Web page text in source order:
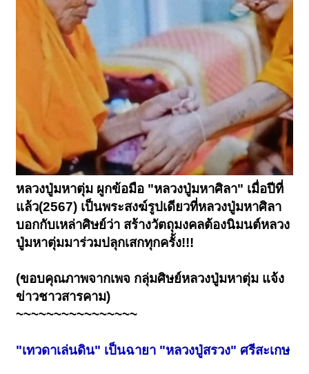
หลวงปู่มหาตุ่ม ผูกข้อมือ "หลวงปู่มหาศิลา" เมื่อปีที่
แล้ว(2567) เป็นพระสงฆ์รูปเดียวที่หลวงปู่มหาศิลา
บอกกับเหล่าศิษย์ว่า สร้างวัตถุมงคลต้องนิมนต์หลวง
ปู่มหาตุ่มมาร่วมปลุกเสกทุกครั้ง!!!
(ขอบคุณภาพจากเพจ กลุ่มศิษย์หลวงปู่มหาตุ่ม แจ้ง
ข่าวชาวสารคาม)
~~~~~~~~~~~~~~~~
"เทวดาเล่นดิน" เป็นฉายา "หลวงปู่สรวง" ศรีสะเกษ